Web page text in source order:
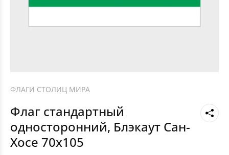
ФЛАГИ СТОЛИЦ МИРА
Флаг стандартный
односторонний, Блэкаут Сан-
Хосе 70х105